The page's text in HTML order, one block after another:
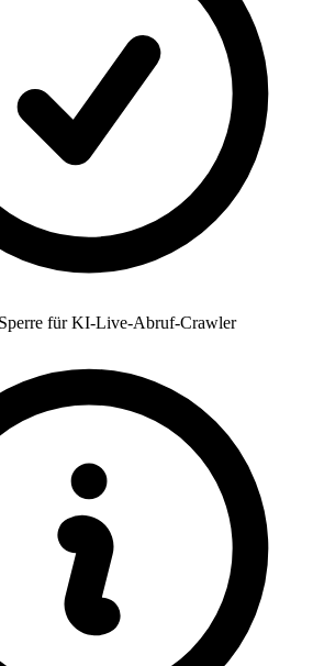
für KI-Live-Abruf-Crawler